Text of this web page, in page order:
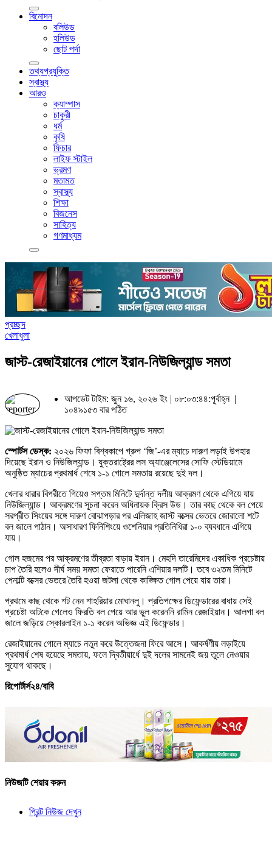
বিনোদন
বলিউড
হলিউড
ছোট পর্দা
তথ্যপ্রযুক্তি
স্বাস্থ্য
আরও
ক্যাম্পাস
চাকুরী
ধর্ম
কৃষি
ফিচার
লাইফ স্টাইল
ভ্রমণ
মতামত
স্বাস্থ্য
শিক্ষা
বিজনেস
সাহিত্য
গণমাধ্যম
প্রচ্ছদ
খেলাধুলা
জাস্ট-রেজাইয়ানের গোলে ইরান-নিউজিল্যান্ড সমতা
আপডেট টাইম: জুন ১৬, ২০২৬ ইং | ০৮:০৩:৪৪:পূর্বাহ্ন |
১০৪৯১৫৩ বার পঠিত
স্পোর্টস ডেস্ক: ২০২৬ ফিফা বিশ্বকাপে গ্রুপ ‘জি’-এর ম্যাচে দারুণ লড়াই উপহার
দিয়েছে ইরান ও নিউজিল্যান্ড। যুক্তরাষ্ট্রের লস অ্যাঞ্জেলেসের সোফি স্টেডিয়ামে
অনুষ্ঠিত ম্যাচের প্রথমার্ধ শেষে ১-১ গোলে সমতায় রয়েছে দুই দল।
খেলার ধারার বিপরীতে গিয়েও সপ্তম মিনিটে দুর্দান্ত দলীয় আক্রমণ থেকে এগিয়ে যায়
নিউজিল্যান্ড। আক্রমণের সূচনা করেন অধিনায়ক ক্রিস উড। তার কাছ থেকে বল পেয়ে
সরপ্রীত সিংয়ের সঙ্গে দারুণ বোঝাপড়ার পর এলিজাহ জাস্ট বক্সের ভেতরে জোরালো শটে
বল জালে পাঠান। অসাধারণ ফিনিশিংয়ে ওশেনিয়ার প্রতিনিধিরা ১-০ ব্যবধানে এগিয়ে
যায়।
গোল হজমের পর আক্রমণের তীব্রতা বাড়ায় ইরান। মেহদি তারেমিদের একাধিক প্রচেষ্টায়
চাপ তৈরি হলেও দীর্ঘ সময় সমতা ফেরাতে পারেনি এশিয়ার দলটি। তবে ৩২তম মিনিটে
পেনাল্টি বক্সের ভেতরে তৈরি হওয়া জটলা থেকে কাঙ্ক্ষিত গোল পেয়ে যায় তারা।
প্রথমে কাছ থেকে শট নেন শাহরিয়ার মোঘানলু। প্রতিপক্ষের ডিফেন্ডারের বাধায় সেই
প্রচেষ্টা আটকে গেলেও ফিরতি বল পেয়ে আর ভুল করেননি রামিন রেজাইয়ান। আলগা বল
জালে জড়িয়ে স্কোরলাইন ১-১ করেন অভিজ্ঞ এই ডিফেন্ডার।
রেজাইয়ানের গোলে ম্যাচে নতুন করে উত্তেজনা ফিরে আসে। আকর্ষণীয় লড়াইয়ে
প্রথমার্ধ শেষ হয়েছে সমতায়, ফলে দ্বিতীয়ার্ধে দুই দলের সামনেই জয় তুলে নেওয়ার
সুযোগ থাকছে।
রিপোর্টার্স২৪/বাবি
নিউজটি শেয়ার করুন
প্রিন্ট নিউজ দেখুন